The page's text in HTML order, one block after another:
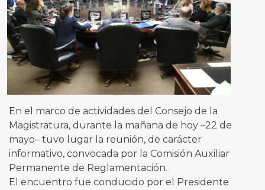
En el marco de actividades del Consejo de la
Magistratura, durante la mañana de hoy –22 de
mayo– tuvo lugar la reunión, de carácter
informativo, convocada por la Comisión Auxiliar
Permanente de Reglamentación.
El encuentro fue conducido por el Presidente